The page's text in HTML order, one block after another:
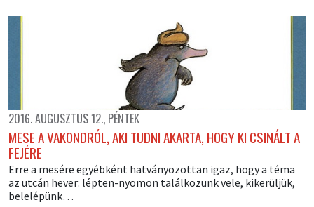
2016. AUGUSZTUS 12., PÉNTEK
MESE A VAKONDRÓL, AKI TUDNI AKARTA, HOGY KI CSINÁLT A
FEJÉRE
Erre a mesére egyébként hatványozottan igaz, hogy a téma
az utcán hever: lépten-nyomon találkozunk vele, kikerüljük,
belelépünk…